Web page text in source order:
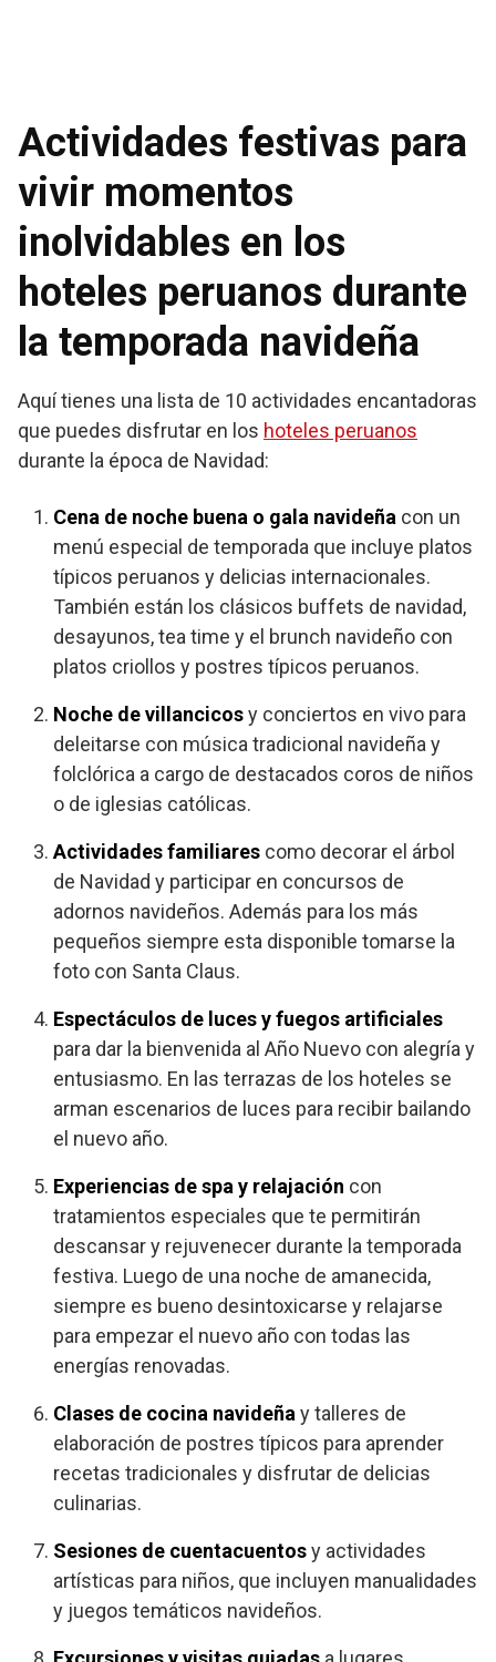
Actividades festivas para
vivir momentos
inolvidables en los
hoteles peruanos durante
la temporada navideña
Aquí tienes una lista de 10 actividades encantadoras
que puedes disfrutar en los hoteles peruanos
durante la época de Navidad:
Cena de noche buena o gala navideña con un
menú especial de temporada que incluye platos
típicos peruanos y delicias internacionales.
También están los clásicos buffets de navidad,
desayunos, tea time y el brunch navideño con
platos criollos y postres típicos peruanos.
Noche de villancicosy conciertos en vivo para
deleitarse con música tradicional navideña y
folclórica a cargo de destacados coros de niños
o de iglesias católicas.
Actividades familiares como decorar el árbol
de Navidad y participar en concursos de
adornos navideños. Además para los más
pequeños siempre esta disponible tomarse la
foto con Santa Claus.
Espectáculos de luces y fuegos artificiales
para dar la bienvenida al Año Nuevo con alegría y
entusiasmo. En las terrazas de los hoteles se
arman escenarios de luces para recibir bailando
el nuevo año.
Experiencias de spa y relajación con
tratamientos especiales que te permitirán
descansar y rejuvenecer durante la temporada
festiva. Luego de una noche de amanecida,
siempre es bueno desintoxicarse y relajarse
para empezar el nuevo año con todas las
energías renovadas.
Clases de cocina navideña y talleres de
elaboración de postres típicos para aprender
recetas tradicionales y disfrutar de delicias
culinarias.
Sesiones de cuentacuentosy actividades
artísticas para niños, que incluyen manualidades
y juegos temáticos navideños.